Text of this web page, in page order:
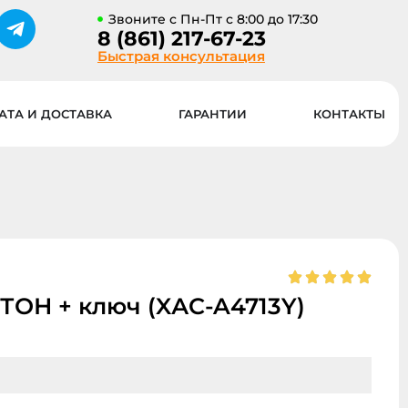
Звоните с Пн-Пт с 8:00 до 17:30
8 (861) 217-67-23
Быстрая консультация
И ДОСТАВКА ГАРАНТИИ КОНТАКТЫ
+ ключ (XАC-A4713Y)